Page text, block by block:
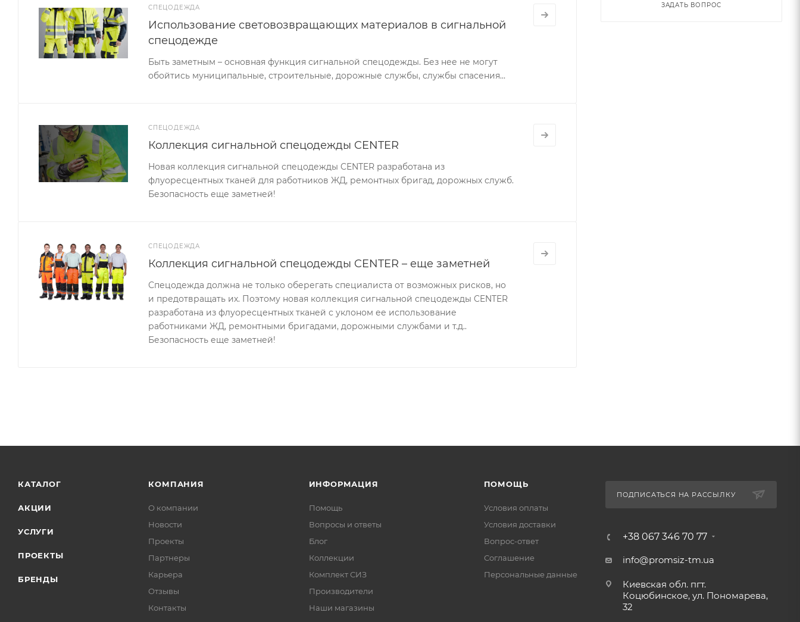
СПЕЦОДЕЖДА
Использование световозвращающих материалов в сигнальной
спецодежде
Быть заметным – основная функция сигнальной спецодежды. Без нее не могут
обойтись муниципальные, строительные, дорожные службы, службы спасения…
СПЕЦОДЕЖДА
Коллекция сигнальной спецодежды CENTER
Новая коллекция сигнальной спецодежды CENTER разработана из
флуоресцентных тканей для работников ЖД, ремонтных бригад, дорожных служб.
Безопасность еще заметней!
СПЕЦОДЕЖДА
Коллекция сигнальной спецодежды CENTER – еще заметней
Спецодежда должна не только оберегать специалиста от возможных рисков, но
и предотвращать их. Поэтому новая коллекция сигнальной спецодежды CENTER
разработана из флуоресцентных тканей с уклоном ее использование
работниками ЖД, ремонтными бригадами, дорожными службами и т.д..
Безопасность еще заметней!
ЗАДАТЬ ВОПРОС
КАТАЛОГ
АКЦИИ
УСЛУГИ
ПРОЕКТЫ
БРЕНДЫ
КОМПАНИЯ
О компании
Новости
Проекты
Партнеры
Карьера
Отзывы
Контакты
ИНФОРМАЦИЯ
Помощь
Вопросы и ответы
Блог
Коллекции
Комплект СИЗ
Производители
Наши магазины
ПОМОЩЬ
Условия оплаты
Условия доставки
Вопрос-ответ
Соглашение
Персональные данные
ПОДПИСАТЬСЯ НА РАССЫЛКУ
+38 067 346 70 77
info@promsiz-tm.ua
Киевская обл. пгт.
Коцюбинское, ул. Пономарева,
32